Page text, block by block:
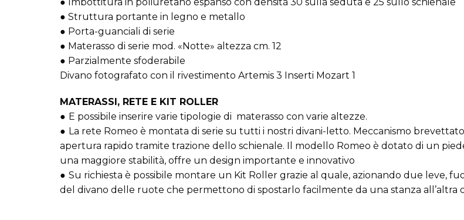
● Struttura portante in legno e metallo
● Porta-guanciali di serie
● Materasso di serie mod. «Notte» altezza cm. 12
● Parzialmente sfoderabile
Divano fotografato con il rivestimento Artemis 3 Inserti Mozart 1
MATERASSI, RETE E KIT ROLLER
● E possibile inserire varie tipologie di materasso con varie altezze.
● La rete Romeo è montata di serie su tutti i nostri divani-letto. Meccanismo
apertura rapido tramite trazione dello schienale. Il modello Romeo è dotato di un
una maggiore stabilità, offre un design importante e innovativo
● Su richiesta è possibile montare un Kit Roller grazie al quale, azionando due leve,
del divano delle ruote che permettono di spostarlo facilmente da una stanza all’altra